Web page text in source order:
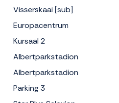
Visserskaai [sub]
Europacentrum
Kursaal 2
Albertparkstadion
Albertparkstadion
Parking 3